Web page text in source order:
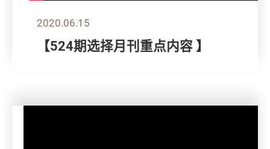
2020.06.15
【524期选择月刊重点内容 】